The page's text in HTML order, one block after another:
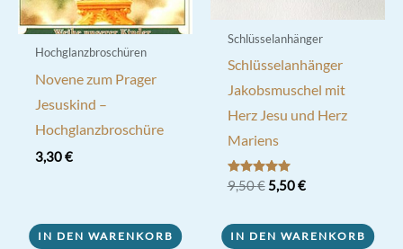
gewählt
werden
Hochglanzbroschüren
Novene zum Prager
Jesuskind –
Hochglanzbroschüre
3,30€
IN DEN WARENKORB
Schlüsselanhänger
Schlüsselanhänger
Jakobsmuschel mit
Herz Jesu und Herz
Mariens
Bewertet mit
5.00
9,50€ Ursprünglicher
9,50 €
5,50€Aktueller
5,50 €.
IN DEN WARENKORB